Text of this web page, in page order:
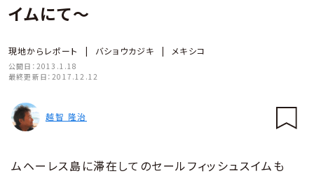
イムにて～
現地からレポート | バショウカジキ | メキシコ
公開日： 2013.1.18
最終更新日： 2017.12.12
越智 隆治
ムヘーレス島に滞在してのセールフィッシュスイムも